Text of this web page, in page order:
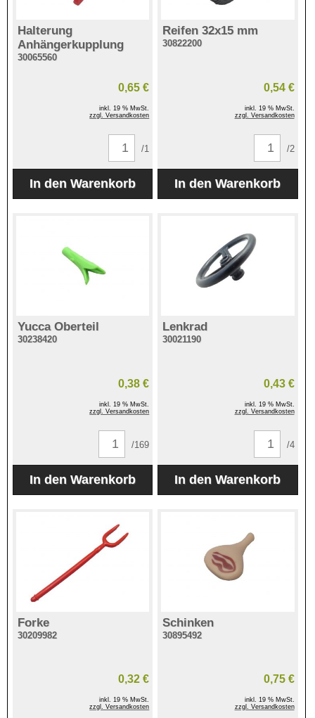
Halterung
Anhängerkupplung
30065560
0,65 €
inkl. 19 % MwSt.
zzgl. Versandkosten
/1
Reifen 32x15 mm
30822200
0,54 €
inkl. 19 % MwSt.
zzgl. Versandkosten
/2
Yucca Oberteil
30238420
0,38 €
inkl. 19 % MwSt.
zzgl. Versandkosten
/169
Lenkrad
30021190
0,43 €
inkl. 19 % MwSt.
zzgl. Versandkosten
/4
Forke
30209982
0,32 €
inkl. 19 % MwSt.
zzgl. Versandkosten
Schinken
30895492
0,75 €
inkl. 19 % MwSt.
zzgl. Versandkosten